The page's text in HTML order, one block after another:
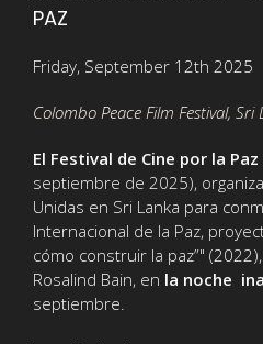
PAZ
Friday, September 12th 2025
Colombo Peace Film Festival, Sri
El Festival de Cine por la
septiembre de 2025),
Unidas en Sri Lanka para
Internacional de la Paz,
cómo construir la paz”"
Rosalind Bain, en la noche
septiembre.